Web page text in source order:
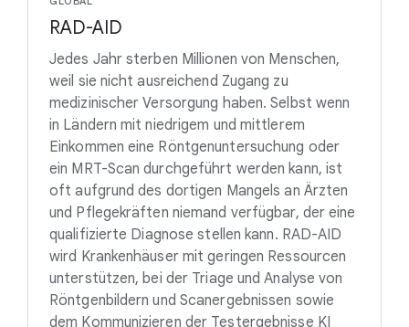
RAD-AID
Jedes Jahr sterben Millionen von Menschen,
weil sie nicht ausreichend Zugang zu
medizinischer Versorgung haben. Selbst wenn
in Ländern mit niedrigem und mittlerem
Einkommen eine Röntgenuntersuchung oder
ein MRT-Scan durchgeführt werden kann, ist
oft aufgrund des dortigen Mangels an Ärzten
und Pflegekräften niemand verfügbar, der eine
qualifizierte Diagnose stellen kann. RAD-AID
wird Krankenhäuser mit geringen Ressourcen
unterstützen, bei der Triage und Analyse von
Röntgenbildern und Scanergebnissen sowie
dem Kommunizieren der Testergebnisse KI